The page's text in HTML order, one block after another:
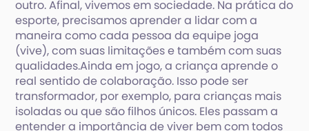
outro. Afinal, vivemos em sociedade. Na prática do
esporte, precisamos aprender a lidar com a
maneira como cada pessoa da equipe joga
(vive), com suas limitações e também com suas
qualidades.Ainda em jogo, a criança aprende o
real sentido de colaboração. Isso pode ser
transformador, por exemplo, para crianças mais
isoladas ou que são filhos únicos. Eles passam a
entender a importância de viver bem com todos